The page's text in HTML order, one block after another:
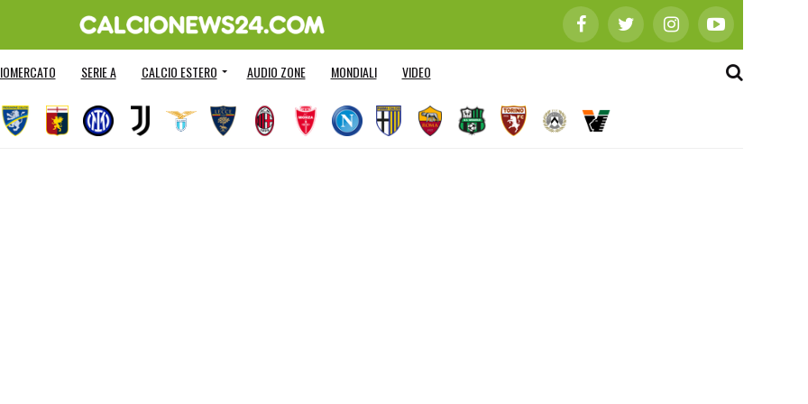
SERIE A CALCIO ESTERO AUDIO ZONE MONDIALI VIDEO